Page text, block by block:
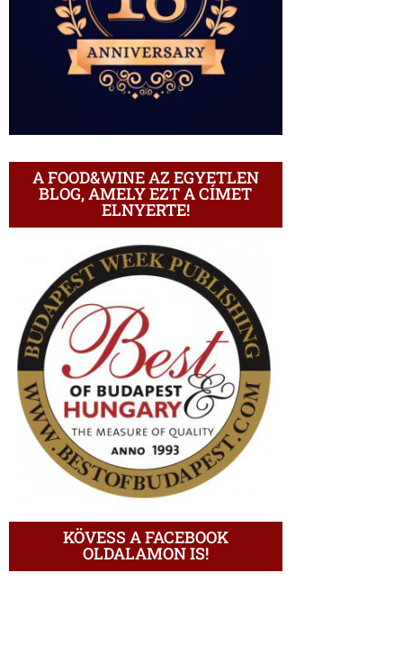
A FOOD&WINE AZ EGYETLEN
BLOG, AMELY EZT A CÍMET
ELNYERTE!
KÖVESS A FACEBOOK
OLDALAMON IS!